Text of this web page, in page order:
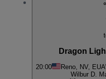
Dragon
20:00 Reno, NV, EUA
Wilbur D.